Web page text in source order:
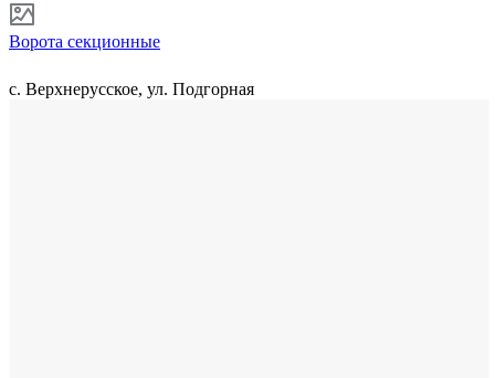
Ворота секционные
с. Верхнерусское, ул. Подгорная